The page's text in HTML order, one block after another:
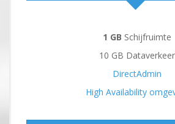
1 GB Schijfruimte
10 GB Dataverkeer
DirectAdmin
High Availability